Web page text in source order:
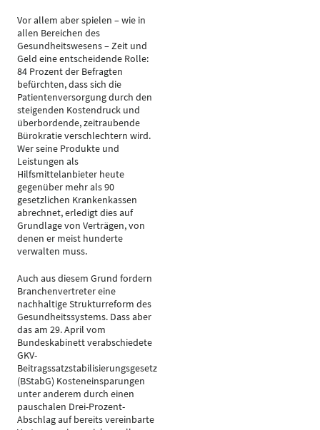
Vor allem aber spielen – wie in
allen Bereichen des
Gesundheitswesens – Zeit und
Geld eine entscheidende Rolle:
84 Prozent der Befragten
befürchten, dass sich die
Patientenversorgung durch den
steigenden Kostendruck und
überbordende, zeitraubende
Bürokratie verschlechtern wird.
Wer seine Produkte und
Leistungen als
Hilfsmittelanbieter heute
gegenüber mehr als 90
gesetzlichen Krankenkassen
abrechnet, erledigt dies auf
Grundlage von Verträgen, von
denen er meist hunderte
verwalten muss.
Auch aus diesem Grund fordern
Branchenvertreter eine
nachhaltige Strukturreform des
Gesundheitssystems. Dass aber
das am 29. April vom
Bundeskabinett verabschiedete
GKV-
Beitragssatzstabilisierungsgesetz
(BStabG) Kosteneinsparungen
unter anderem durch einen
pauschalen Drei-Prozent-
Abschlag auf bereits vereinbarte